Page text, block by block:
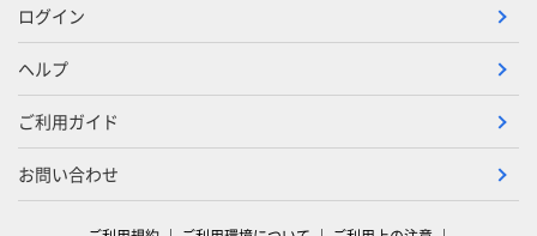
ログイン
ヘルプ
ご利用ガイド
お問い合わせ